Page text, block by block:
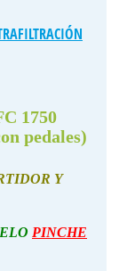
1750
pedales)
Y
PINCHE